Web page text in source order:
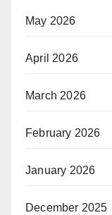
May 2026
April 2026
March 2026
February 2026
January 2026
December 2025